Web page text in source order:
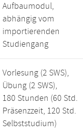
Aufbaumodul,
abhängig vom
importierenden
Studiengang
Vorlesung (2 SWS),
Übung (2 SWS),
180 Stunden (60 Std.
Präsenzzeit, 120 Std.
Selbststudium)